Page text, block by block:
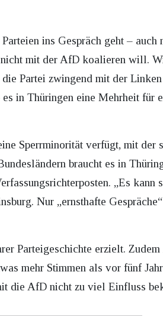
ins Gespräch geht – auch
mit der AfD koalieren will.
Partei zwingend mit der
in Thüringen eine Mehrheit für
Sperrminorität verfügt, mit der
braucht es in
„Es kann
Nur „ernsthafte
Parteigeschichte erzielt.
mehr Stimmen als vor fünf
die AfD nicht zu viel Einfluss